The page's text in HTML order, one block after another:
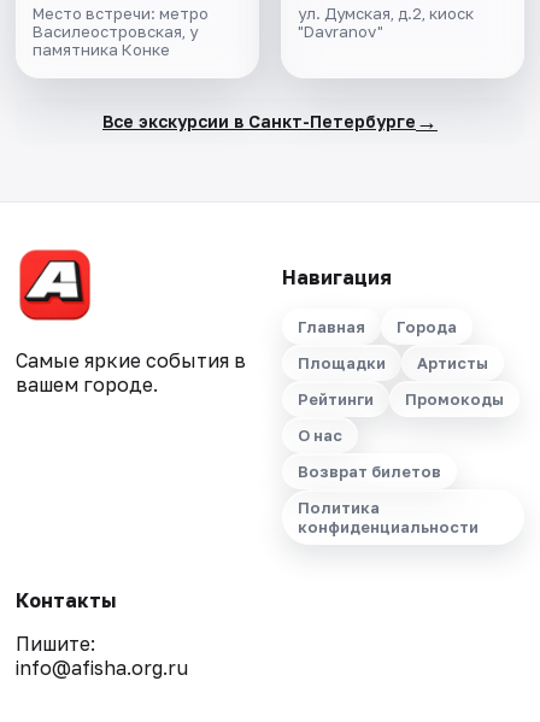
Место встречи: метро
Василеостровская, у
памятника Конке
ул. Думская, д.2, киоск
"Davranov"
Все экскурсии в Санкт-Петербурге →
Самые яркие события в
вашем городе.
Навигация
Главная
Города
Площадки
Артисты
Рейтинги
Промокоды
О нас
Возврат билетов
Политика
конфиденциальности
Контакты
Пишите:
info@afisha.org.ru